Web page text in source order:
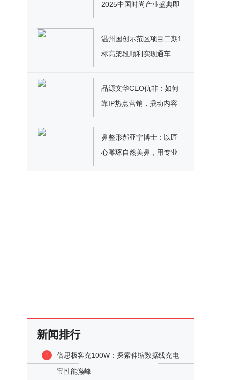
2025中国时尚产业盛典即
温州国创示范区项目二期1
标高架段顺利实现通车
品源文华CEO仇非：如何
靠IP热点营销，撬动内容
鼻整形郝亚宁博士：以匠
心雕琢自然美鼻，用专业
新闻排行
1
倍思极客充100W：探索伸缩数据线充电
宝性能巅峰‌